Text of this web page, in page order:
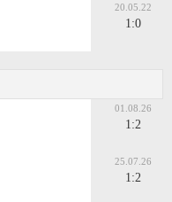
20.05.22
1:0
01.08.26
1:2
25.07.26
1:2